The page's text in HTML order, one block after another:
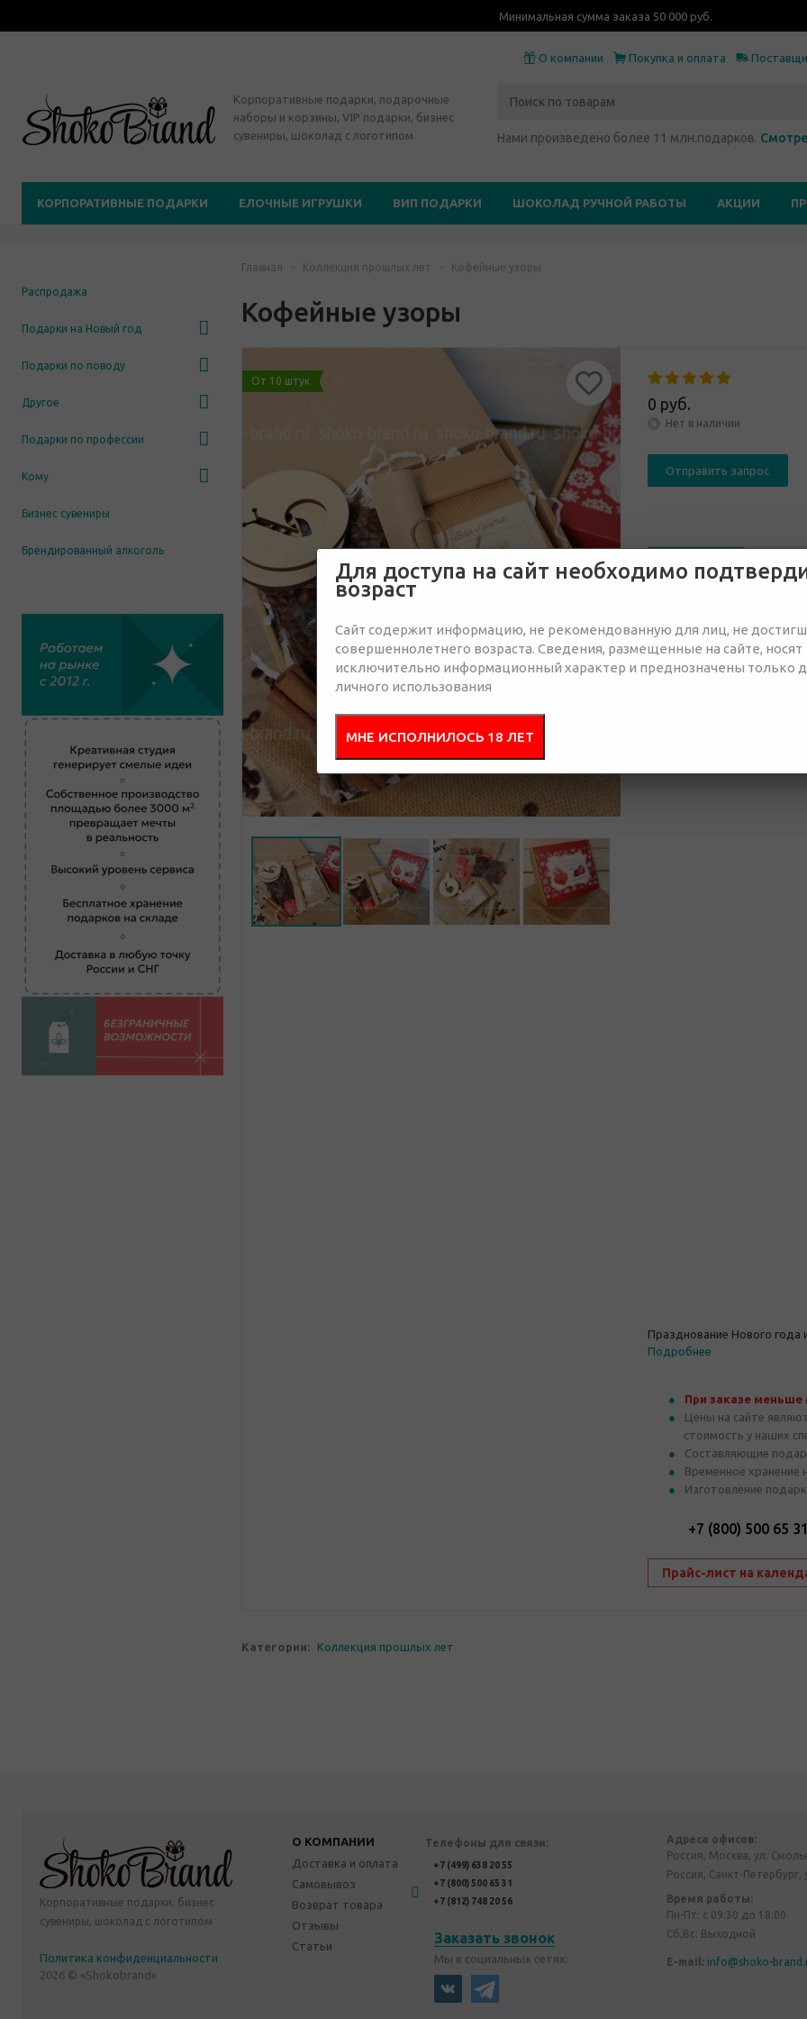
Минимальная сумма заказа 50 000 руб.
О компании Покупка и оплата
Корпоративные подарки, подарочные
наборы и корзины, VIP подарки, бизнес
сувениры, шоколад с логотипом
Нами произведено более 11 млн.подарков.
КОРПОРАТИВНЫЕ ПОДАРКИ ЕЛОЧНЫЕ ИГРУШКИ ВИП ПОДАРКИ ШОКОЛАД РУЧНОЙ РАБОТЫ АКЦИИ
Распродажа
Подарки на Новый год
Подарки по поводу
Другое
Подарки по профессии
Кому
Бизнес сувениры
Брендированный алкоголь
Главная - Коллекция прошлых лет - Кофейные узоры
Кофейные узоры
От 10 штук
0 руб.
Нет в наличии
Отправить запрос
Описание
Празднование Нового
году. К нам приходят
поздравлениями.
уютные зимние вечера
Празднование Нового
Подробнее
При заказе
Цены на сайте
стоимость у наших
Составляющие
Временное хранение
Изготовление
+7 (800) 500 65 31
Прайс-лист на
Категории: Коллекция прошлых лет
Корпоративные подарки, бизнес
сувениры, шоколад с логотипом
Политика конфиденциальности
2026 © «Shokobrand»
О КОМПАНИИ
Доставка и оплата
Самовывоз
Возврат товара
Отзывы
Статьи
Телефоны для связи:
+7 (499) 638 20 55
+7 (800) 500 65 31
+7 (812) 748 20 56
Заказать звонок
Мы в социальных сетях:
Адреса офисов:
Россия, Москва, ул.
Россия, Санкт-
Время работы:
Пн-Пт: с 09:30 до 18:00
Сб,Вс: Выходной
E-mail: info@shoko-
Для доступа на сайт необходимо
возраст
Сайт содержит информацию, не рекомендованную для лиц, не
совершеннолетнего возраста. Сведения, размещенные на сайте, носят
исключительно информационный характер и преднозначены только
личного использования
МНЕ ИСПОЛНИЛОСЬ 18 ЛЕТ